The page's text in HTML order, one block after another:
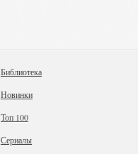
Библиотека
Новинки
Топ 100
Сериалы